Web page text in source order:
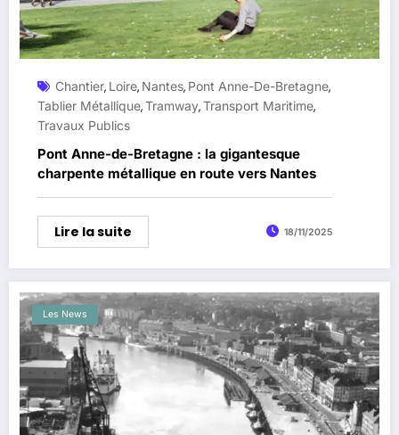
Chantier, Loire, Nantes, Pont Anne-De-Bretagne,
Tablier Métallique,Tramway,Transport Maritime,
Travaux Publics
Pont Anne-de-Bretagne : la gigantesque
charpente métallique en route vers Nantes
Lire la suite 18/11/2025
Les News